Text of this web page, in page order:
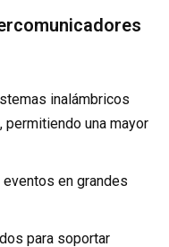
inalámbricos
una mayor
en grandes
para soportar